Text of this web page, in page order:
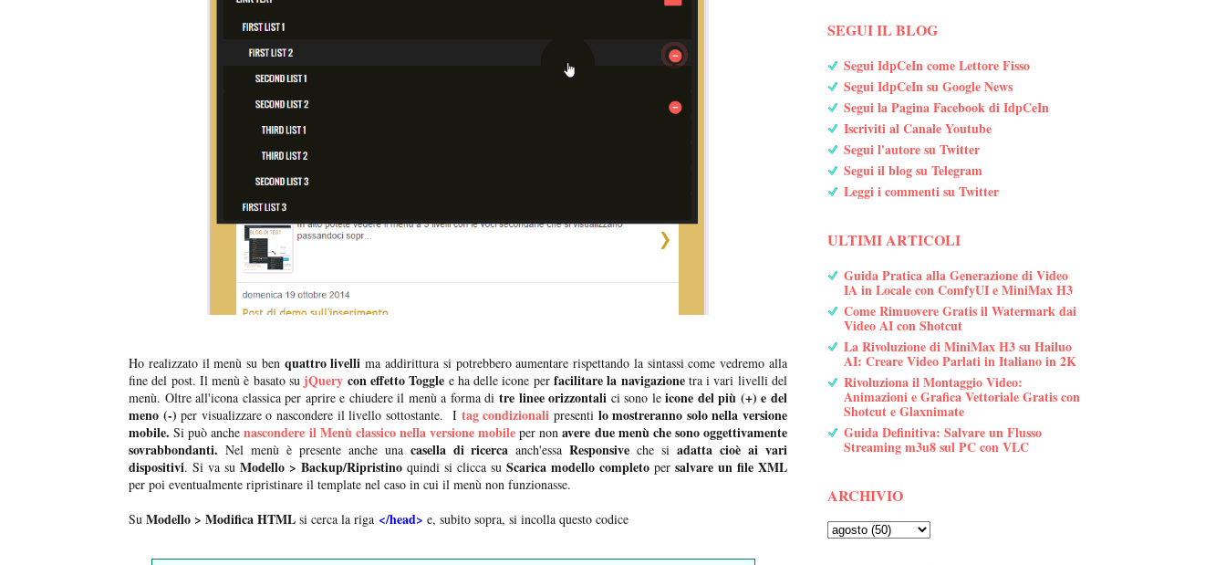
Ho realizzato il menù su benquattro livelli ma addirittura si potrebbero aumentare rispettando la sintassi come vedremo alla
fine del post. Il menù è basato su jQuery con effetto Toggle e ha delle icone per facilitare la navigazionetra i vari livelli del
menù. Oltre all'icona classica per aprire e chiudere il menù a forma di tre linee orizzontali ci sono leicone del più (+) e del
meno (-) per visualizzare o nascondere il livello sottostante. I tag condizionali presenti lo mostreranno solo nella versione
mobile. Si può anchenascondere il Menù classico nella versione mobile per nonavere due menù che sono oggettivamente
sovrabbondanti. Nel menù è presente anche una casella di ricerca anch'essaResponsiveche siadatta cioè ai vari
dispositivi. Si va su Modello > Backup/Ripristino quindi si clicca su Scarica modello completo per salvare un file XML
per poi eventualmente ripristinare il template nel caso in cui il menù non funzionasse.
Su Modello > Modifica HTML si cerca la riga </head> e, subito sopra, si incolla questo codice
SEGUI IL BLOG
Segui IdpCeIn come Lettore Fisso
Segui IdpCeIn su Google News
Segui la Pagina Facebook di IdpCeIn
Iscriviti al Canale Youtube
Segui l'autore su Twitter
Segui il blog su Telegram
Leggi i commenti su Twitter
ULTIMI ARTICOLI
Guida Pratica alla Generazione di Video
IA in Locale con ComfyUI e MiniMax H3
Come Rimuovere Gratis il Watermark dai
Video AI con Shotcut
La Rivoluzione di MiniMax H3 su Hailuo
AI: Creare Video Parlati in Italiano in 2K
Rivoluziona il Montaggio Video:
Animazioni e Grafica Vettoriale Gratis con
Shotcut e Glaxnimate
Guida Definitiva: Salvare un Flusso
Streaming m3u8 sul PC con VLC
ARCHIVIO